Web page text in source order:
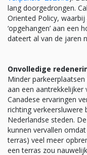
lang doorgedrongen.
Oriented Policy,
‘opgehangen’ aan een
dateert al van de jaren
Onvolledige
Minder
aan een aantrekkelijker
Canadese ervaringen
richting verkeersluwere
Nederlandse steden.
kunnen vervallen
terras) veel meer
een terras zou